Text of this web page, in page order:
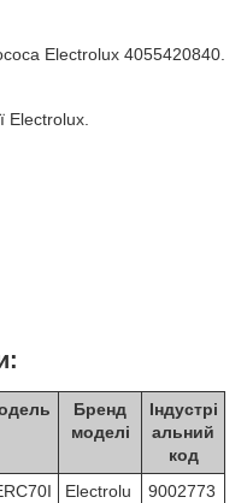
Electrolux 4055420840.
Electrolux.
Бренд
моделі
Індустрі
альний
код
Electrolu
9002773